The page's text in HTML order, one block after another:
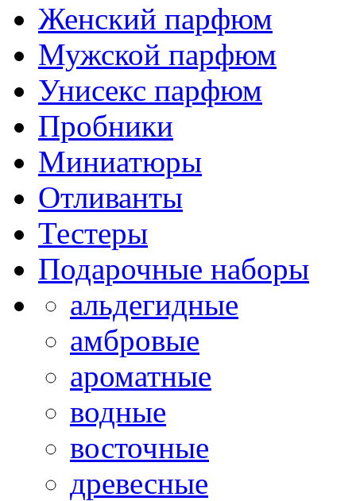
Женский парфюм
Мужской парфюм
Унисекс парфюм
Пробники
Миниатюры
Отливанты
Тестеры
Подарочные наборы
альдегидные
амбровые
ароматные
водные
восточные
древесные